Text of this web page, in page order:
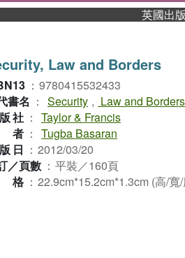
英國出版界
Law and Borders
： 9780415532433
書名 ： Security , Law and Borders
社 ： Taylor & Francis
者 ： Tugba Basaran
日 ： 2012/03/20
／頁數 ： 平裝／160頁
格 ： 22.9cm*15.2cm*1.3cm (高/寬